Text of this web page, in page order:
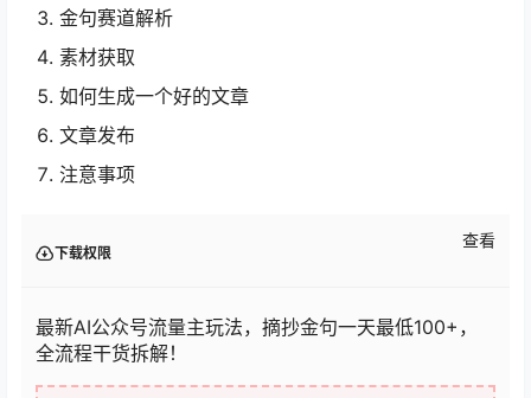
金句赛道解析
素材获取
如何生成一个好的文章
文章发布
注意事项
下载权限
查看
最新AI公众号流量主玩法，摘抄金句一天最低100+，
全流程干货拆解！